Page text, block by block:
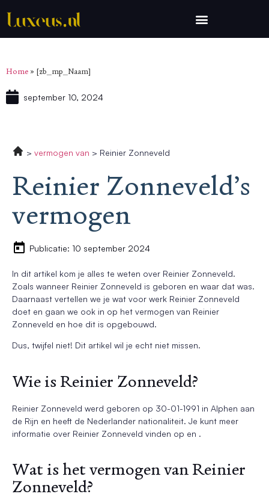
Home » [zb_mp_Naam]
september 10, 2024
vermogen van Reinier Zonneveld
Reinier Zonneveld’s
vermogen
Publicatie: 10 september 2024
In dit artikel kom je alles te weten over Reinier Zonneveld.
Zoals wanneer Reinier Zonneveld is geboren en waar dat was.
Daarnaast vertellen we je wat voor werk Reinier Zonneveld
doet en gaan we ook in op het vermogen van Reinier
Zonneveld en hoe dit is opgebouwd.
Dus, twijfel niet! Dit artikel wil je echt niet missen.
Wie is Reinier Zonneveld?
Reinier Zonneveld werd geboren op 30-01-1991 in Alphen aan
de Rijn en heeft de Nederlander nationaliteit. Je kunt meer
informatie over Reinier Zonneveld vinden op en .
Wat is het vermogen van Reinier
Zonneveld?